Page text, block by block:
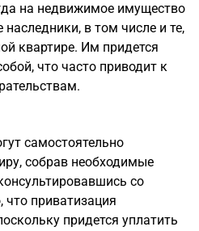
на недвижимое имущество
наследники, в том числе и те,
квартире. Им придется
что часто приводит к
самостоятельно
собрав необходимые
со
что приватизация
придется уплатить